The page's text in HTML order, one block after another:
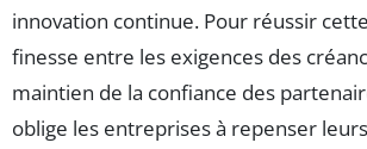
innovation continue. Pour réussir
finesse entre les exigences des
maintien de la confiance des
oblige les entreprises à repenser